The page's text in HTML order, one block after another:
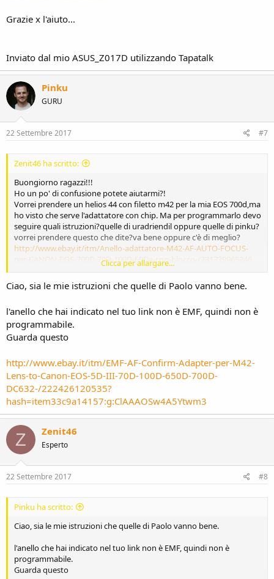
Grazie x l'aiuto...
Inviato dal mio ASUS_Z017D utilizzando Tapatalk
Pinku
GURU
22 Settembre 2017 #7
Zenit46 ha scritto:
Buongiorno ragazzi!!!
Ho un po' di confusione potete aiutarmi?!
Vorrei prendere un helios 44 con filetto m42 per la mia EOS 700d,ma
ho visto che serve l'adattatore con chip. Ma per programmarlo devo
seguire quali istruzioni?quelle di uradriendil oppure quelle di pinku?
vorrei prendere questo che dite?va bene oppure c'è di meglio?
http://www.ebay.it/itm/Anello-adattatore-M42-AF-AUTO-FOCUS-
per-CANON-EOS-700D-70D-100D-60Da-con-blocco-/281739965246
Grazie x l'aiuto...
Inviato dal mio ASUS_Z017D utilizzando Tapatalk
Clicca per allargare...
Ciao, sia le mie istruzioni che quelle di Paolo vanno bene.
l'anello che hai indicato nel tuo link non è EMF, quindi non è
programmabile.
Guarda questo
http://www.ebay.it/itm/EMF-AF-Confirm-Adapter-per-M42-
Lens-to-Canon-EOS-5D-III-70D-100D-650D-700D-
DC632-/222426120535?
hash=item33c9a14157:g:ClAAAOSw4A5Ytwm3
Z Zenit46
Esperto
22 Settembre 2017 #8
Pinku ha scritto:
Ciao, sia le mie istruzioni che quelle di Paolo vanno bene.
l'anello che hai indicato nel tuo link non è EMF, quindi non è
programmabile.
Guarda questo